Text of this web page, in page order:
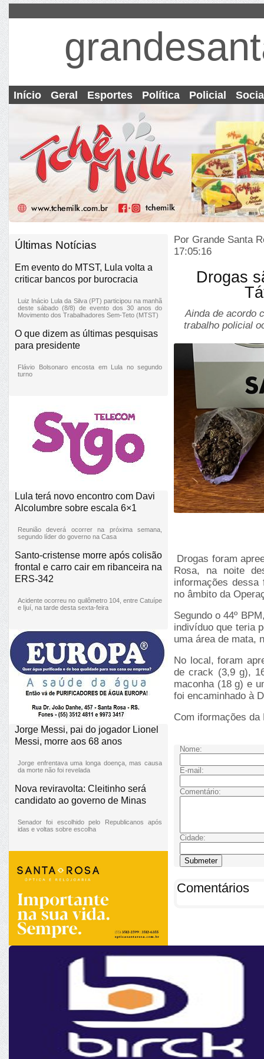
Início Geral Esportes Política Policial
Últimas Notícias
Em evento do MTST, Lula volta a
criticar bancos por burocracia
Luiz Inácio Lula da Silva (PT) participou na manhã
deste sábado (8/8) de evento dos 30 anos do
Movimento dos Trabalhadores Sem-Teto (MTST)
O que dizem as últimas pesquisas
para presidente
Flávio Bolsonaro encosta em Lula no segundo
turno
Lula terá novo encontro com Davi
Alcolumbre sobre escala 6×1
Reunião deverá ocorrer na próxima semana,
segundo líder do governo na Casa
Santo-cristense morre após colisão
frontal e carro cair em ribanceira na
ERS-342
Acidente ocorreu no quilômetro 104, entre Catuípe
e Ijuí, na tarde desta sexta-feira
Jorge Messi, pai do jogador Lionel
Messi, morre aos 68 anos
Jorge enfrentava uma longa doença, mas causa
da morte não foi revelada
Nova reviravolta: Cleitinho será
candidato ao governo de Minas
Senador foi escolhido pelo Republicanos após
idas e voltas sobre escolha
Por Grande Santa
17:05:16
Drogas
Ainda de acordo
trabalho policial
Drogas foram
Rosa, na noite
informações
no âmbito da
Segundo o 44º
indivíduo que teria
uma área de mata,
No local, foram
de crack (3,9 g),
maconha (18 g) e
foi encaminhado à
Com iformações
Nome:
E-mail:
Comentário:
Cidade:
Comentários